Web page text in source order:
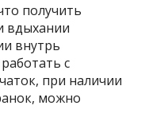
получить
вдыхании
внутрь
с
при наличии
можно